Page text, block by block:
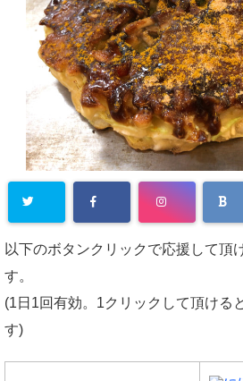
以下のボタンクリックで応援して頂
す。
(1日1回有効。1クリックして頂ける
す)